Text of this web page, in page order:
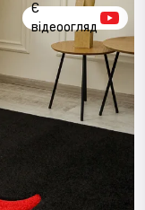
Є
відеоогляд